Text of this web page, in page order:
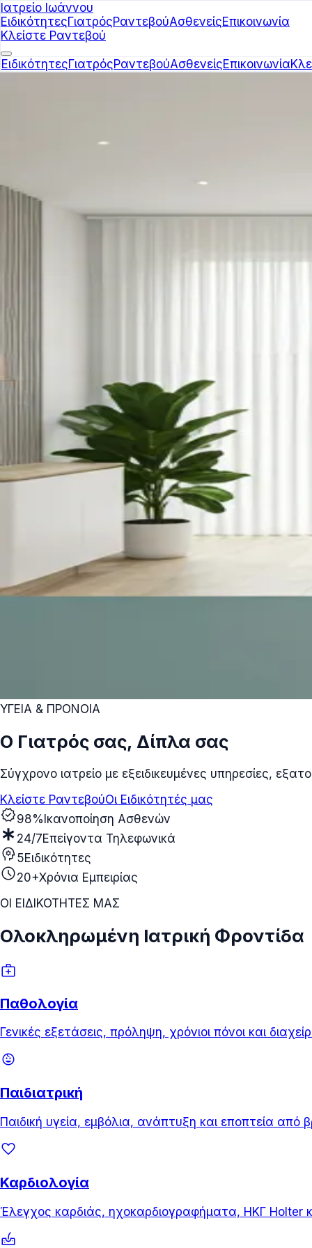
Ιατρείο Ιωάννου
ΕιδικότητεςΓιατρόςΡαντεβούΑσθενείςΕπικοινωνία
Κλείστε Ραντεβού
ΕιδικότητεςΓιατρόςΡαντεβούΑσθενείςΕπικοινωνία
ΥΓΕΙΑ & ΠΡΟΝΟΙΑ
Ο Γιατρός σας, Δίπλα σας
Σύγχρονο ιατρείο με εξειδικευμένες υπηρεσίες,
Κλείστε ΡαντεβούΟι Ειδικότητές μας
verified98% Ικανοποίηση Ασθενών
emergency 24/7Επείγοντα Τηλεφωνικά
psychology5Ειδικότητες
schedule20+Χρόνια Εμπειρίας
ΟΙ ΕΙΔΙΚΟΤΗΤΕΣ ΜΑΣ
Ολοκληρωμένη Ιατρική Φροντίδα
medical_services
Παθολογία
Γενικές εξετάσεις, πρόληψη, χρόνιοι πόνοι και
child_care
Παιδιατρική
Παιδική υγεία, εμβόλια, ανάπτυξη και εποπτεία από
favorite
Καρδιολογία
Έλεγχος καρδιάς, ηχοκαρδιογραφήματα, ΗΚΓ Holter
dermatology